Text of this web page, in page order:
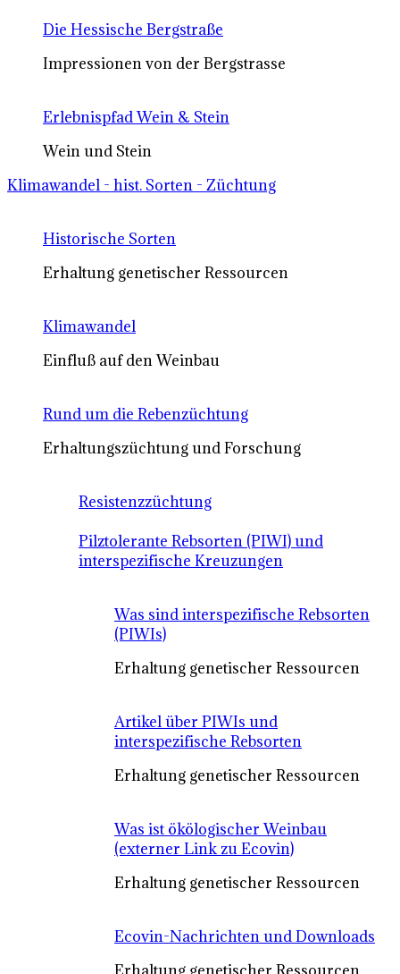
Die Hessische Bergstraße
Impressionen von der Bergstrasse
Erlebnispfad Wein & Stein
Wein und Stein
Klimawandel - hist. Sorten - Züchtung
Historische Sorten
Erhaltung genetischer Ressourcen
Klimawandel
Einfluß auf den Weinbau
Rund um die Rebenzüchtung
Erhaltungszüchtung und Forschung
Resistenzzüchtung
Pilztolerante Rebsorten (PIWI) und
interspezifische Kreuzungen
Was sind interspezifische Rebsorten
(PIWIs)
Erhaltung genetischer Ressourcen
Artikel über PIWIs und
interspezifische Rebsorten
Erhaltung genetischer Ressourcen
Was ist ökölogischer Weinbau
(externer Link zu Ecovin)
Erhaltung genetischer Ressourcen
Ecovin-Nachrichten und Downloads